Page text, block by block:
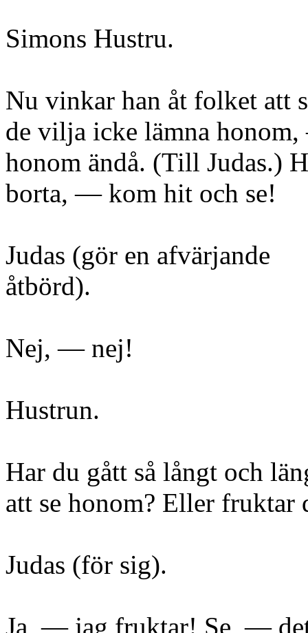
Simons Hustru.
Nu vinkar han åt folket att
de vilja icke lämna
honom ändå. (Till Judas.)
borta, — kom hit och se!
Judas (gör en afvärjande
åtbörd).
Nej, — nej!
Hustrun.
Har du gått så långt och
att se honom? Eller fruktar
Judas (för sig).
Ja, — jag fruktar! Se, —